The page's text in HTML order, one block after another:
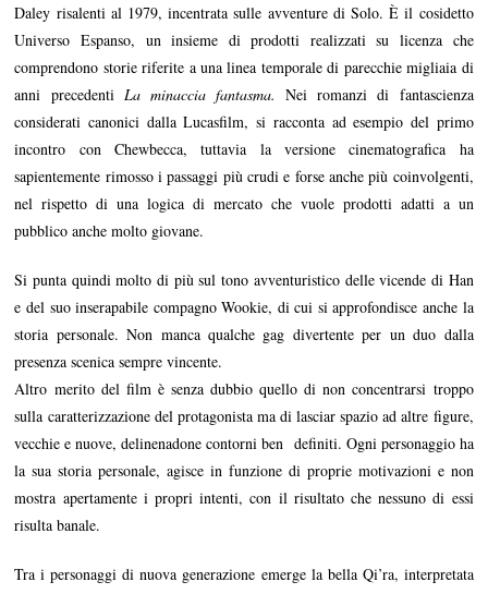
Daley risalenti al 1979, incentrata sulle avventure di Solo. È il cosidetto
Universo Espanso, un insieme di prodotti realizzati su licenza che
comprendono storie riferite a una linea temporale di parecchie migliaia di
anni precedenti La minaccia fantasma.Nei romanzi di fantascienza
considerati canonici dalla Lucasfilm, si racconta ad esempio del primo
incontro con Chewbecca, tuttavia la versione cinematografica ha
sapientemente rimosso i passaggi più crudi e forse anche più coinvolgenti,
nel rispetto di una logica di mercato che vuole prodotti adatti a un
pubblico anche molto giovane.
Si punta quindi molto di più sul tono avventuristico delle vicende di Han
e del suo inserapabile compagno Wookie, di cui si approfondisce anche la
storia personale. Non manca qualche gag divertente per un duo dalla
presenza scenica sempre vincente.
Altro merito del film è senza dubbio quello di non concentrarsi troppo
sulla caratterizzazione del protagonista ma di lasciar spazio ad altre figure,
vecchie e nuove, delinenadone contorni ben definiti. Ogni personaggio ha
la sua storia personale, agisce in funzione di proprie motivazioni e non
mostra apertamente i propri intenti, con il risultato che nessuno di essi
risulta banale.
Tra i personaggi di nuova generazione emerge la bella Qi’ra, interpretata